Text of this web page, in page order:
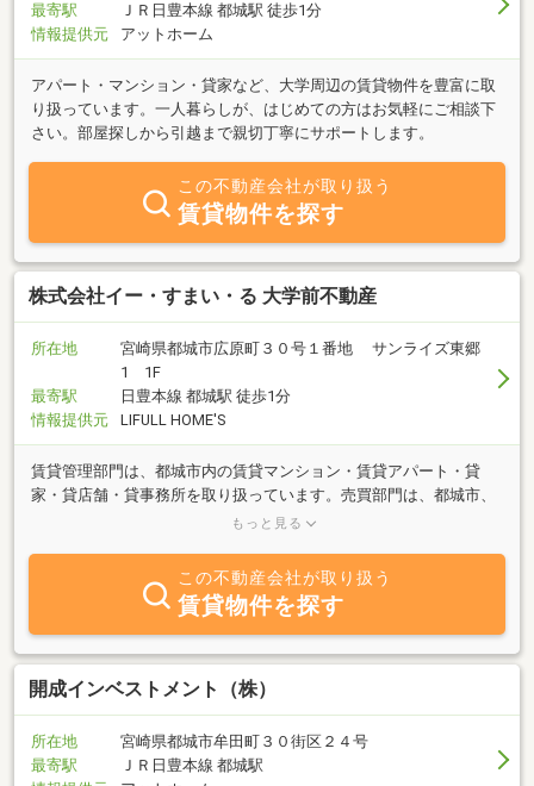
最寄駅
ＪＲ日豊本線 都城駅 徒歩1分
情報提供元
アットホーム
アパート・マンション・貸家など、大学周辺の賃貸物件を豊富に取
り扱っています。一人暮らしが、はじめての方はお気軽にご相談下
さい。部屋探しから引越まで親切丁寧にサポートします。
この不動産会社が取り扱う
賃貸物件を探す
株式会社イー・すまい・る 大学前不動産
所在地
宮崎県都城市広原町３０号１番地 サンライズ東郷
1 1F
最寄駅
日豊本線 都城駅 徒歩1分
情報提供元
LIFULL HOME'S
賃貸管理部門は、都城市内の賃貸マンション・賃貸アパート・貸
家・貸店舗・貸事務所を取り扱っています。売買部門は、都城市、
宮崎市内における土地売買、中古分譲マンション売買と収益物件売
もっと見る
この不動産会社が取り扱う
賃貸物件を探す
開成インベストメント（株）
所在地
宮崎県都城市牟田町３０街区２４号
最寄駅
ＪＲ日豊本線 都城駅